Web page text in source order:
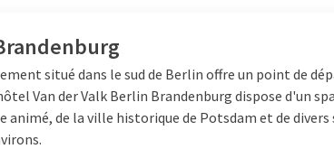
situé dans le sud de Berlin offre un point de
Van der Valk Berlin Brandenburg dispose d'un
animé, de la ville historique de Potsdam et de divers